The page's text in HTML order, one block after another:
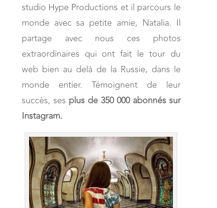
studio Hype Productions et il parcours le
monde avec sa petite amie, Natalia. Il
partage avec nous ces photos
extraordinaires qui ont fait le tour du
web bien au delà de la Russie, dans le
monde entier. Témoignent de leur
succès, ses plus de 350 000 abonnés sur
Instagram.